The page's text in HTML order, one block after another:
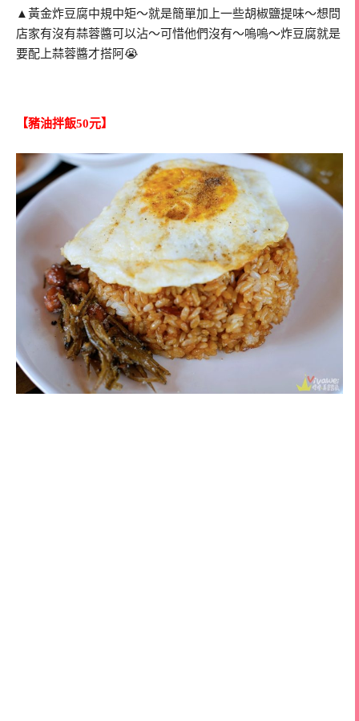
▲黃金炸豆腐中規中矩～就是簡單加上一些胡椒鹽提味～想問
店家有沒有蒜蓉醬可以沾～可惜他們沒有～嗚嗚～炸豆腐就是
要配上蒜蓉醬才搭阿😭
【豬油拌飯50元】